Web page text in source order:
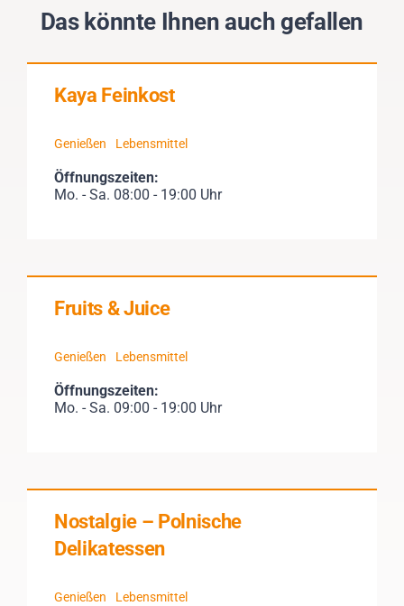
Das könnte Ihnen auch gefallen
Kaya Feinkost
Genießen Lebensmittel
Öffnungszeiten:
Mo. - Sa. 08:00 - 19:00 Uhr
Fruits & Juice
Genießen Lebensmittel
Öffnungszeiten:
Mo. - Sa. 09:00 - 19:00 Uhr
Nostalgie – Polnische
Delikatessen
Genießen Lebensmittel